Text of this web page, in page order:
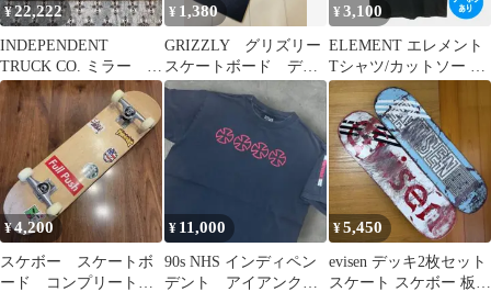
¥22,222
INDEPENDENT
TRUCK CO. ミラー サ
イン 鏡 看板 スケボー
¥ 1,380
GRIZZLY グリズリー
スケートボード デッ
キテープ スケボー 専
¥3,100
ELEMENT エレメント
Tシャツ/カットソー M
ブラック バックプリン
ト ミドル丈 半袖 クル
ーネック(丸首) メンズ
¥4,200
スケボー スケートボ
ード コンプリート
¥ 11,000
90s NHS インディペン
デント アイアンクロ
¥5,450
evisen デッキ2枚セット
スケート スケボー 板